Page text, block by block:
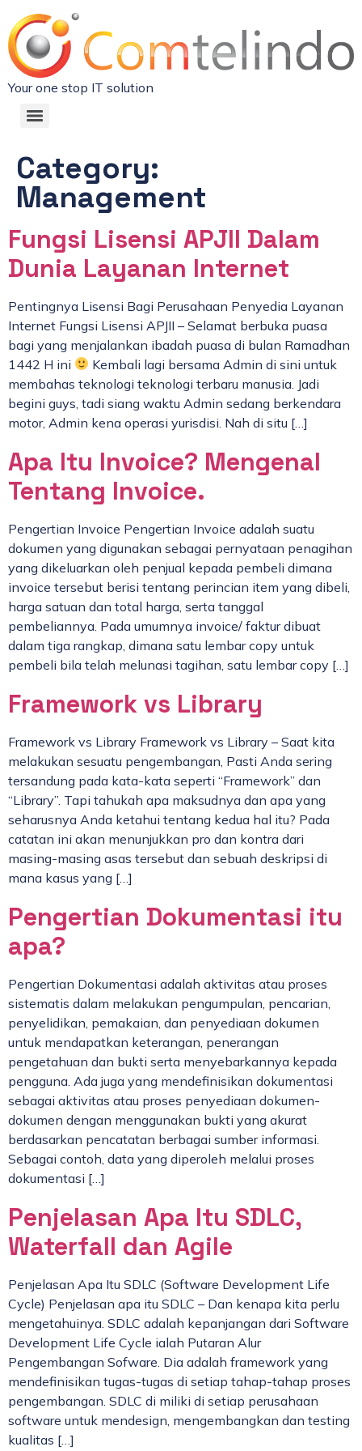
Your one stop IT solution
Category:
Management
Fungsi Lisensi APJII Dalam
Dunia Layanan Internet
Pentingnya Lisensi Bagi Perusahaan Penyedia Layanan
Internet Fungsi Lisensi APJII – Selamat berbuka puasa
bagi yang menjalankan ibadah puasa di bulan Ramadhan
1442 H ini
Kembali lagi bersama Admin di sini untuk
membahas teknologi teknologi terbaru manusia. Jadi
begini guys, tadi siang waktu Admin sedang berkendara
motor, Admin kena operasi yurisdisi. Nah di situ […]
Apa Itu Invoice? Mengenal
Tentang Invoice.
Pengertian Invoice Pengertian Invoice adalah suatu
dokumen yang digunakan sebagai pernyataan penagihan
yang dikeluarkan oleh penjual kepada pembeli dimana
invoice tersebut berisi tentang perincian item yang dibeli,
harga satuan dan total harga, serta tanggal
pembeliannya. Pada umumnya invoice/ faktur dibuat
dalam tiga rangkap, dimana satu lembar copy untuk
pembeli bila telah melunasi tagihan, satu lembar copy […]
Framework vs Library
Framework vs Library Framework vs Library – Saat kita
melakukan sesuatu pengembangan, Pasti Anda sering
tersandung pada kata-kata seperti “Framework” dan
“Library”. Tapi tahukah apa maksudnya dan apa yang
seharusnya Anda ketahui tentang kedua hal itu? Pada
catatan ini akan menunjukkan pro dan kontra dari
masing-masing asas tersebut dan sebuah deskripsi di
mana kasus yang […]
Pengertian Dokumentasi itu
apa?
Pengertian Dokumentasi adalah aktivitas atau proses
sistematis dalam melakukan pengumpulan, pencarian,
penyelidikan, pemakaian, dan penyediaan dokumen
untuk mendapatkan keterangan, penerangan
pengetahuan dan bukti serta menyebarkannya kepada
pengguna. Ada juga yang mendefinisikan dokumentasi
sebagai aktivitas atau proses penyediaan dokumen-
dokumen dengan menggunakan bukti yang akurat
berdasarkan pencatatan berbagai sumber informasi.
Sebagai contoh, data yang diperoleh melalui proses
dokumentasi […]
Penjelasan Apa Itu SDLC,
Waterfall dan Agile
Penjelasan Apa Itu SDLC (Software Development Life
Cycle) Penjelasan apa itu SDLC – Dan kenapa kita perlu
mengetahuinya. SDLC adalah kepanjangan dari Software
Development Life Cycle ialah Putaran Alur
Pengembangan Sofware. Dia adalah framework yang
mendefinisikan tugas-tugas di setiap tahap-tahap proses
pengembangan. SDLC di miliki di setiap perusahaan
software untuk mendesign, mengembangkan dan testing
kualitas […]